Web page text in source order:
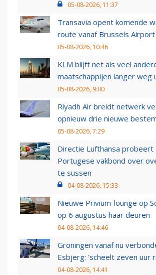
05-08-2026, 11:37
Transavia opent komende
route vanaf Brussels Airport
05-08-2026, 10:46
KLM blijft net als veel
maatschappijen langer weg
05-08-2026, 9:00
Riyadh Air breidt netwerk
opnieuw drie nieuwe
05-08-2026, 7:29
Directie Lufthansa probeert
Portugese vakbond over
te sussen
04-08-2026, 15:33
Nieuwe Privium-lounge op
op 6 augustus haar deuren
04-08-2026, 14:46
Groningen vanaf nu
Esbjerg: 'scheelt zeven uur
04-08-2026, 14:41